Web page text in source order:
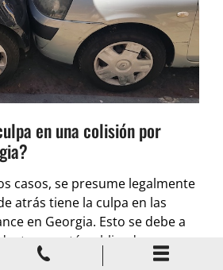
en una colisión por
casos, se presume legalmente
atrás tiene la culpa en las
en Georgia. Esto se debe a
están obligados a
de seguimiento segura. Sin